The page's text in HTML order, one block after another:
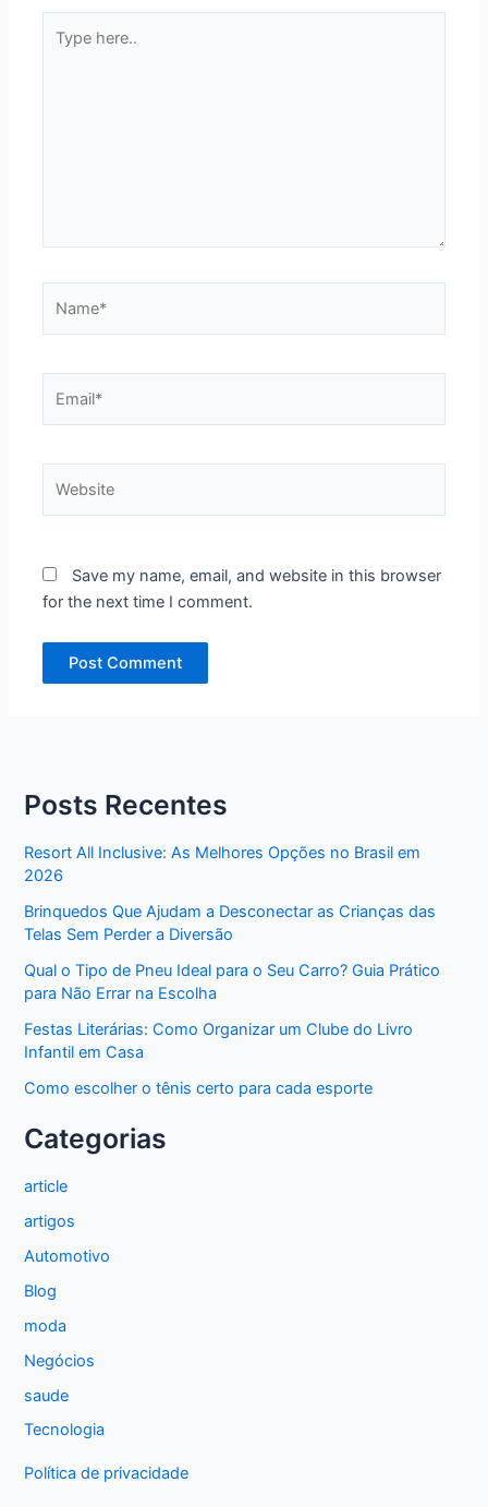
here..
Save my name, email, and website in this browser
for the next time I comment.
Posts Recentes
Resort All Inclusive: As Melhores Opções no Brasil em
2026
Brinquedos Que Ajudam a Desconectar as Crianças das
Telas Sem Perder a Diversão
Qual o Tipo de Pneu Ideal para o Seu Carro? Guia Prático
para Não Errar na Escolha
Festas Literárias: Como Organizar um Clube do Livro
Infantil em Casa
Como escolher o tênis certo para cada esporte
Categorias
article
artigos
Automotivo
Blog
moda
Negócios
saude
Tecnologia
Política de privacidade